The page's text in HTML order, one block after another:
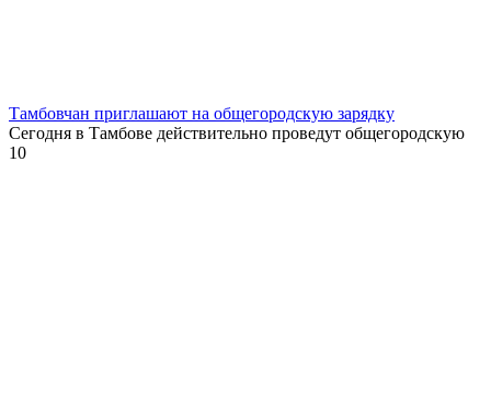
Тамбовчан приглашают на общегородскую зарядку
Сегодня в Тамбове действительно проведут общегородскую
10